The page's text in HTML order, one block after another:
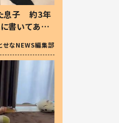
息子 約3年
書いてあっ
せなNEWS編集部